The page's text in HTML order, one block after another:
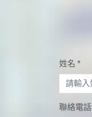
姓名 *
聯絡電話